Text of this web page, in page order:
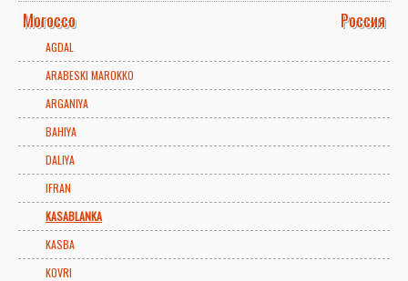
Morocco Россия
AGDAL
ARABESKI MAROKKO
ARGANIYA
BAHIYA
DALIYA
IFRAN
KASABLANKA
KASBA
KOVRI